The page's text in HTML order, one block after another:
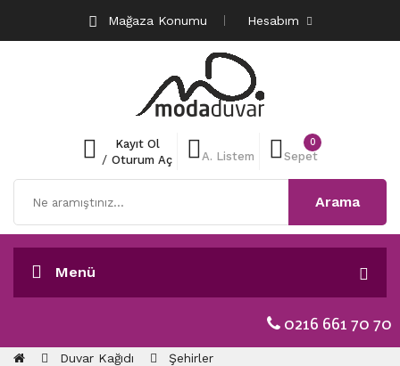
Mağaza Konumu Hesabım
Kayıt Ol
/ Oturum Aç A. Listem
0
Sepet
Arama
Menü
0216 661 70 70
Duvar Kağıdı
Şehirler